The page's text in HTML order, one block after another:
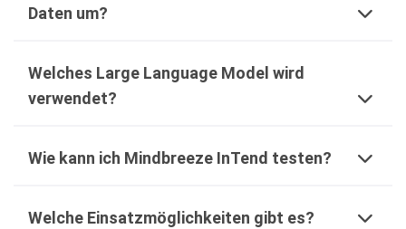
Daten um?
Welches Large Language Model wird
verwendet?
Wie kann ich Mindbreeze InTend testen?
Welche Einsatzmöglichkeiten gibt es?